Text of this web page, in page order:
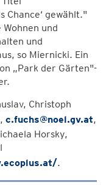
Chance‘ gewählt."
und
und
so Miernicki. Ein
„Park der Gärten"-
Christoph
c.fuchs@noel.gv.at,
Horsky,
.